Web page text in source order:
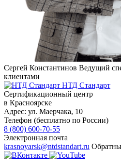
Сергей Константинов Ведущий
клиентами
НТД Стандарт
Сертификационный центр
в Красноярске
Адрес: ул. ​​​Маерчака, 10
Телефон (бесплатно по России)
8 (800) 600-70-55
Электронная почта
krasnoyarsk@ntdstandart.ru